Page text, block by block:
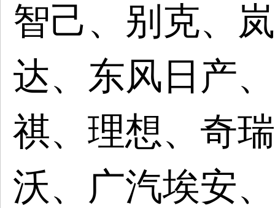
智己、别克、
达、东风日产
祺、理想、奇
沃、广汽埃安